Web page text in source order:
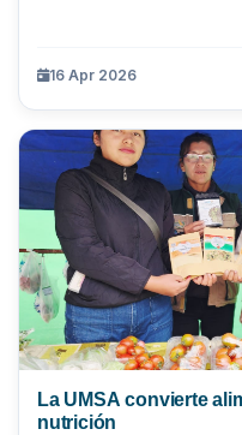
16 Apr 2026
La UMSA convierte
nutrición